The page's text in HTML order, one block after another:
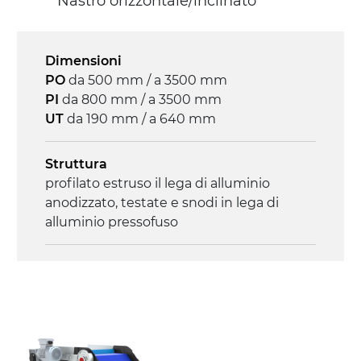
diretta in traino (lato sinistro),
Velocità
3.4 m/minuto
on/off, E-Stop, protezione termica motore
Dimensioni
PO da 500 mm / a 3500 mm
PI da 800 mm / a 3500 mm
UT da 190 mm / a 640 mm
Struttura
profilato estruso il lega di alluminio
anodizzato, testate e snodi in lega di
alluminio pressofuso
Supporti di sostegno